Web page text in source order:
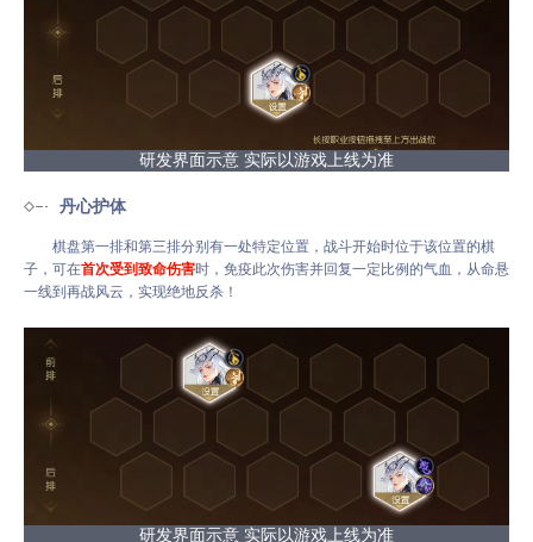
研发界面示意 实际以游戏上线为准
丹心护体
棋盘第一排和第三排分别有一处特定位置，战斗开始时位于该位置的棋
子，可在首次受到致命伤害时，免疫此次伤害并回复一定比例的气血，从命悬
一线到再战风云，实现绝地反杀！
研发界面示意 实际以游戏上线为准